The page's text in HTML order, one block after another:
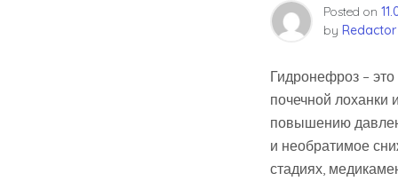
Posted on
by Redactor
Гидронефроз –
почечной лоханки
повышению
и необратимое
стадиях,